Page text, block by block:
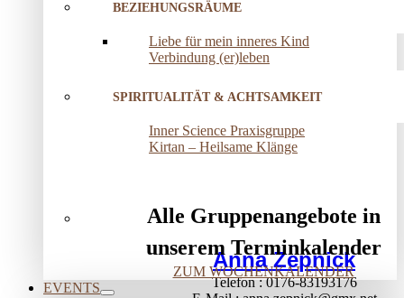
BEZIEHUNGSRÄUME
Liebe für mein inneres Kind
Verbindung (er)leben
SPIRITUALITÄT & ACHTSAMKEIT
Inner Science Praxisgruppe
Kirtan – Heilsame Klänge
Alle Gruppenangebote in
unserem Terminkalender
ZUM WOCHENKALENDER
EVENTS
Anna Zepnick
Telefon 0176-83193176